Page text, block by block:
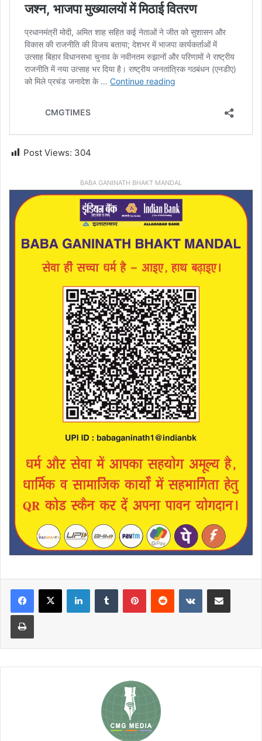
Post Views: 304
BABA GANINATH BHAKT MANDAL
LinkedInTumblr PinterestReddit VKontakteShare via Email
Print